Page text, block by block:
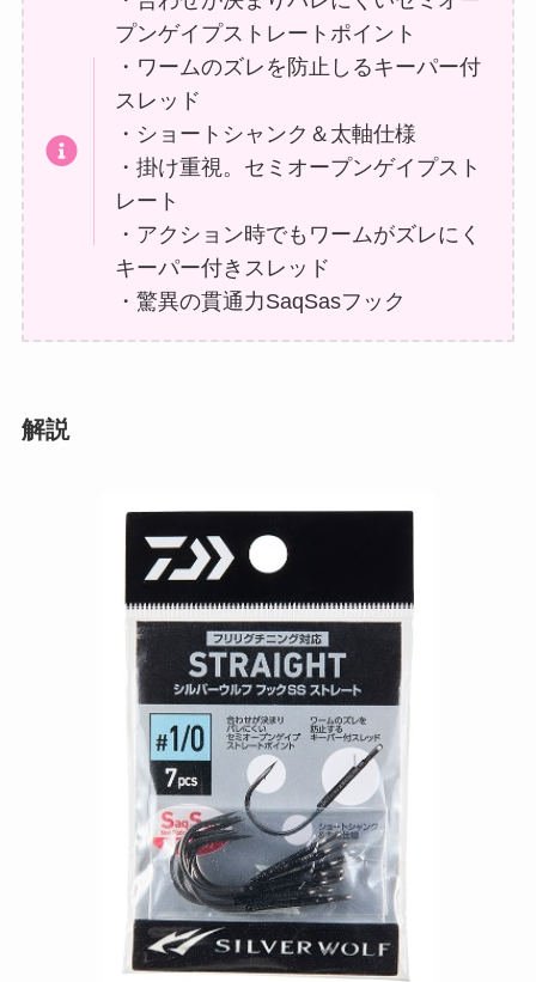
プンゲイプストレートポイント
・ワームのズレを防止しるキーパー付
スレッド
・ショートシャンク＆太軸仕様
・掛け重視。セミオープンゲイプスト
レート
・アクション時でもワームがズレにく
キーパー付きスレッド
・驚異の貫通力SaqSasフック
解説